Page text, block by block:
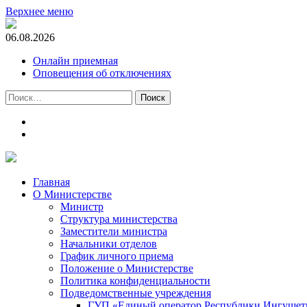
Верхнее меню
06.08.2026
Онлайн приемная
Оповещения об отключениях
Найти:
Главная
О Министерстве
Министр
Cтруктура министерства
Заместители министра
Начальники отделов
График личного приема
Положение о Министерстве
Политика конфиденциальности
Подведомственные учреждения